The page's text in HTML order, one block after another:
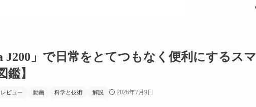
J200」で日常をとてつもなく便利にするスマ
】
レビュー 動画 科学と技術 解説 2026年7月9日